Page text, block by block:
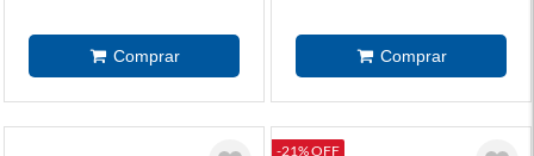
-21% OFF